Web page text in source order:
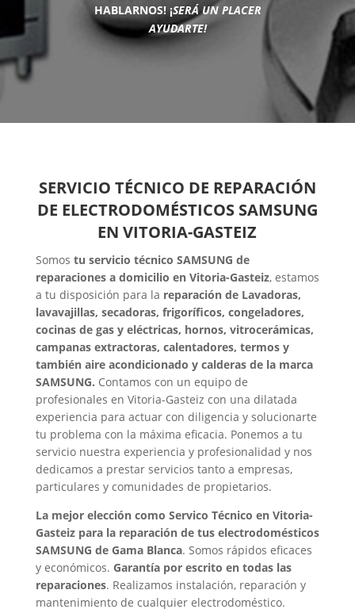
HABLARNOS! ¡SERÁ UN PLACER
AYUDARTE!
SERVICIO TÉCNICO DE REPARACIÓN
DE ELECTRODOMÉSTICOS SAMSUNG
EN VITORIA-GASTEIZ
Somos tu servicio técnico SAMSUNG de
reparaciones a domicilio en Vitoria-Gasteiz, estamos
a tu disposición para la reparación de Lavadoras,
lavavajillas, secadoras, frigoríficos, congeladores,
cocinas de gas y eléctricas, hornos, vitrocerámicas,
campanas extractoras, calentadores, termos y
también aire acondicionado y calderas de la marca
SAMSUNG. Contamos con un equipo de
profesionales en Vitoria-Gasteiz con una dilatada
experiencia para actuar con diligencia y solucionarte
tu problema con la máxima eficacia. Ponemos a tu
servicio nuestra experiencia y profesionalidad y nos
dedicamos a prestar servicios tanto a empresas,
particulares y comunidades de propietarios.
La mejor elección como Servico Técnico en Vitoria-
Gasteiz para la reparación de tus electrodomésticos
SAMSUNG de Gama Blanca. Somos rápidos eficaces
y económicos. Garantía por escrito en todas las
reparaciones. Realizamos instalación, reparación y
mantenimiento de cualquier electrodoméstico.